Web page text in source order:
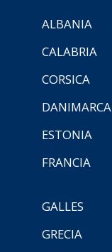
ALBANIA
CALABRIA
CORSICA
DANIMARCA
ESTONIA
FRANCIA
GALLES
GRECIA